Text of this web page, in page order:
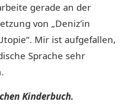
gerade an der
von „Deniz’in
Mir ist aufgefallen,
Sprache sehr
Kinderbuch.